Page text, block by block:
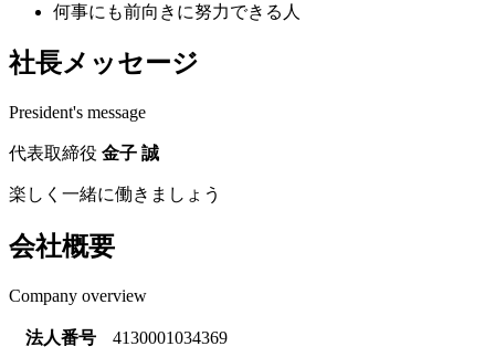
何事にも前向きに努力できる人
社長メッセージ
President's message
代表取締役 金子 誠
楽しく一緒に働きましょう
会社概要
Company overview
法人番号 4130001034369